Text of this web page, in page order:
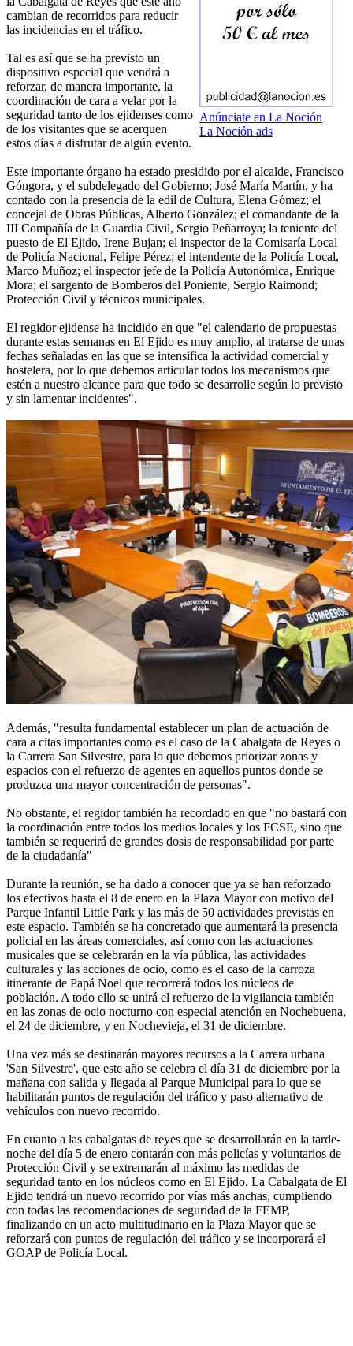
Anúnciate en La Noción
La Noción ads
cambian de recorridos para reducir
las incidencias en el tráfico.
Tal es así que se ha previsto un
dispositivo especial que vendrá a
reforzar, de manera importante, la
coordinación de cara a velar por la
seguridad tanto de los ejidenses como
de los visitantes que se acerquen
estos días a disfrutar de algún evento.
Este importante órgano ha estado presidido por el alcalde, Francisco
Góngora, y el subdelegado del Gobierno; José María Martín, y ha
contado con la presencia de la edil de Cultura, Elena Gómez; el
concejal de Obras Públicas, Alberto González; el comandante de la
III Compañía de la Guardia Civil, Sergio Peñarroya; la teniente del
puesto de El Ejido, Irene Bujan; el inspector de la Comisaría Local
de Policía Nacional, Felipe Pérez; el intendente de la Policía Local,
Marco Muñoz; el inspector jefe de la Policía Autonómica, Enrique
Mora; el sargento de Bomberos del Poniente, Sergio Raimond;
Protección Civil y técnicos municipales.
El regidor ejidense ha incidido en que "el calendario de propuestas
durante estas semanas en El Ejido es muy amplio, al tratarse de unas
fechas señaladas en las que se intensifica la actividad comercial y
hostelera, por lo que debemos articular todos los mecanismos que
estén a nuestro alcance para que todo se desarrolle según lo previsto
y sin lamentar incidentes".
Además, "resulta fundamental establecer un plan de actuación de
cara a citas importantes como es el caso de la Cabalgata de Reyes o
la Carrera San Silvestre, para lo que debemos priorizar zonas y
espacios con el refuerzo de agentes en aquellos puntos donde se
produzca una mayor concentración de personas".
No obstante, el regidor también ha recordado en que "no bastará con
la coordinación entre todos los medios locales y los FCSE, sino que
también se requerirá de grandes dosis de responsabilidad por parte
de la ciudadanía"
Durante la reunión, se ha dado a conocer que ya se han reforzado
los efectivos hasta el 8 de enero en la Plaza Mayor con motivo del
Parque Infantil Little Park y las más de 50 actividades previstas en
este espacio. También se ha concretado que aumentará la presencia
policial en las áreas comerciales, así como con las actuaciones
musicales que se celebrarán en la vía pública, las actividades
culturales y las acciones de ocio, como es el caso de la carroza
itinerante de Papá Noel que recorrerá todos los núcleos de
población. A todo ello se unirá el refuerzo de la vigilancia también
en las zonas de ocio nocturno con especial atención en Nochebuena,
el 24 de diciembre, y en Nochevieja, el 31 de diciembre.
Una vez más se destinarán mayores recursos a la Carrera urbana
'San Silvestre', que este año se celebra el día 31 de diciembre por la
mañana con salida y llegada al Parque Municipal para lo que se
habilitarán puntos de regulación del tráfico y paso alternativo de
vehículos con nuevo recorrido.
En cuanto a las cabalgatas de reyes que se desarrollarán en la tarde-
noche del día 5 de enero contarán con más policías y voluntarios de
Protección Civil y se extremarán al máximo las medidas de
seguridad tanto en los núcleos como en El Ejido. La Cabalgata de El
Ejido tendrá un nuevo recorrido por vías más anchas, cumpliendo
con todas las recomendaciones de seguridad de la FEMP,
finalizando en un acto multitudinario en la Plaza Mayor que se
reforzará con puntos de regulación del tráfico y se incorporará el
GOAP de Policía Local.